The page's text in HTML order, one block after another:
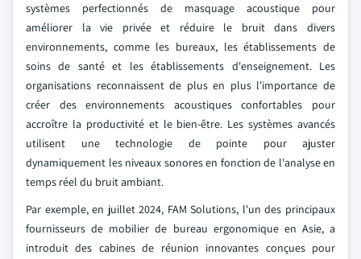
systèmes perfectionnés de masquage acoustique pour
améliorer la vie privée et réduire le bruit dans divers
environnements, comme les bureaux, les établissements de
soins de santé et les établissements d'enseignement. Les
organisations reconnaissent de plus en plus l'importance de
créer des environnements acoustiques confortables pour
accroître la productivité et le bien-être. Les systèmes avancés
utilisent une technologie de pointe pour ajuster
dynamiquement les niveaux sonores en fonction de l'analyse en
temps réel du bruit ambiant.
Par exemple, en juillet 2024, FAM Solutions, l'un des principaux
fournisseurs de mobilier de bureau ergonomique en Asie, a
introduit des cabines de réunion innovantes conçues pour